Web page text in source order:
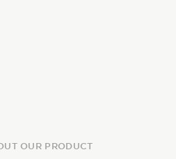
OUR PRODUCT